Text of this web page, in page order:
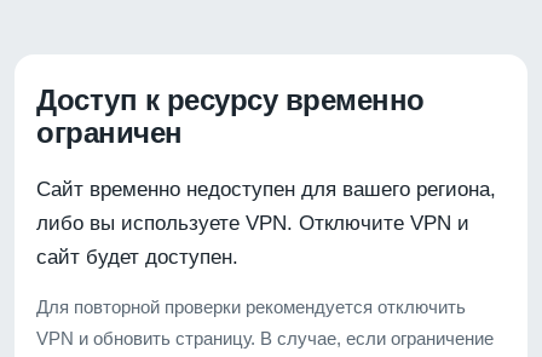
Доступ к ресурсу временно
ограничен
Сайт временно недоступен для вашего региона,
либо вы используете VPN. Отключите VPN и
сайт будет доступен.
Для повторной проверки рекомендуется отключить
VPN и обновить страницу. В случае, если ограничение